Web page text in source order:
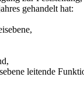
gehandelt hat:
leitende